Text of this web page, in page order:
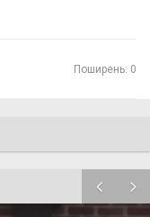
Поширень: 0